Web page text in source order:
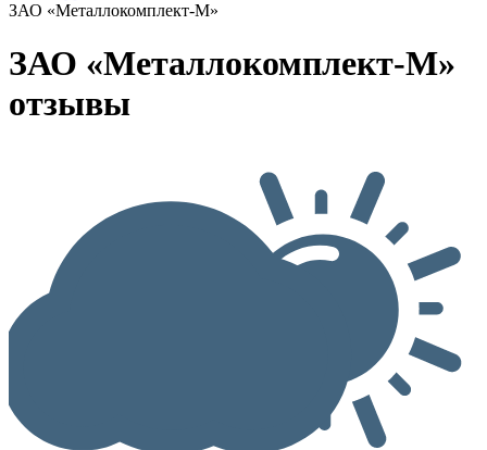
ЗАО «Металлокомплект-М»
ЗАО «Металлокомплект-М»
отзывы